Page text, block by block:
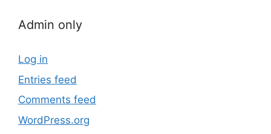
Admin only
Log in
Entries feed
Comments feed
WordPress.org